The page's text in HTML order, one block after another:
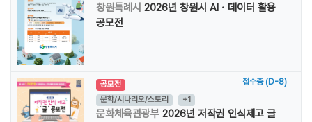
창원특례시 2026년 창원시 AIㆍ데이터 활용
공모전
공모전
접수중 (D-8)
문학/시나리오/스토리
+1
문화체육관광부 2026년 저작권 인식제고 글